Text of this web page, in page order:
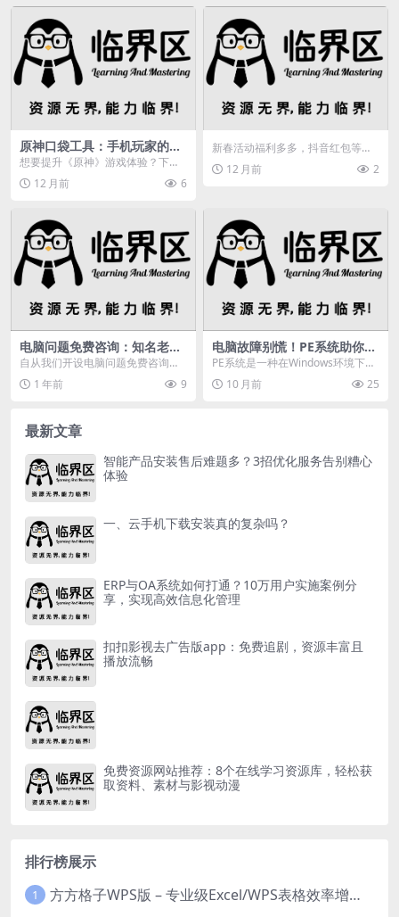
原神口袋工具：手机玩家的得
力助手
想要提升《原神》游戏体验？下载
官方辅助工具“原神口袋工具”，无需
Root支持，免...
12 月前 6
新春活动福利多多，抖音红包等你
拿！租号玩保障游戏安全，今日头
条提供权威资讯，淘特...
12 月前 2
电脑问题免费咨询：知名老软
件正被遗忘，IE6你还记得
吗？
自从我们开设电脑问题免费咨询公
众号以来，很多用户都会通给我们
的公众号【大番茄黑科...
1 年前 9
电脑故障别慌！PE系统助你轻
松解决，安装步骤看这里
PE系统是一种在Windows环境下创
建的临时应急工具，当计算机无法
正常启动时，...
10 月前 25
最新文章
智能产品安装售后难题多？3招优化服务告别糟心
体验
一、云手机下载安装真的复杂吗？
ERP与OA系统如何打通？10万用户实施案例分
享，实现高效信息化管理
扣扣影视去广告版app：免费追剧，资源丰富且
播放流畅
免费资源网站推荐：8个在线学习资源库，轻松获
取资料、素材与影视动漫
排行榜展示
1 方方格子WPS版 – 专业级Excel/WPS表格效率增强插件